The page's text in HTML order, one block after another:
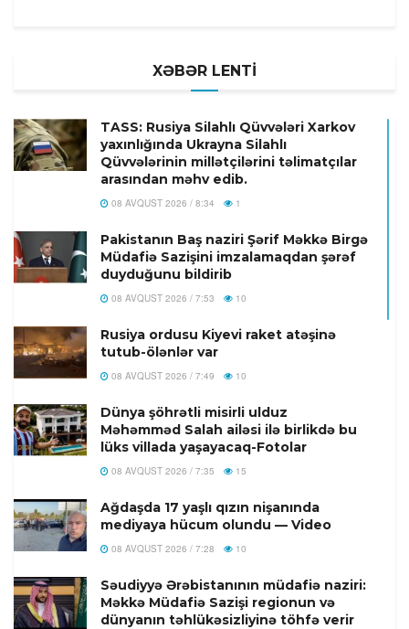
XƏBƏR LENTİ
TASS: Rusiya Silahlı Qüvvələri Xarkov
yaxınlığında Ukrayna Silahlı
Qüvvələrinin millətçilərini təlimatçılar
arasından məhv edib.
08 AVQUST 2026 / 8:34 1
Pakistanın Baş naziri Şərif Məkkə Birgə
Müdafiə Sazişini imzalamaqdan şərəf
duyduğunu bildirib
08 AVQUST 2026 / 7:53 10
Rusiya ordusu Kiyevi raket atəşinə
tutub-ölənlər var
08 AVQUST 2026 / 7:49 10
Dünya şöhrətli misirli ulduz
Məhəmməd Salah ailəsi ilə birlikdə bu
lüks villada yaşayacaq-Fotolar
08 AVQUST 2026 / 7:35 15
Ağdaşda 17 yaşlı qızın nişanında
mediyaya hücum olundu — Video
08 AVQUST 2026 / 7:28 10
Səudiyyə Ərəbistanının müdafiə naziri:
Məkkə Müdafiə Sazişi regionun və
dünyanın təhlükəsizliyinə töhfə verir